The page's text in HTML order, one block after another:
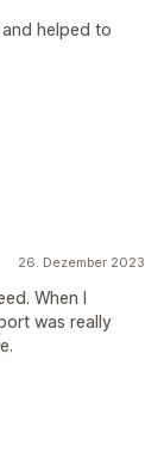
helped to
26. Dezember 2023
When I
was really